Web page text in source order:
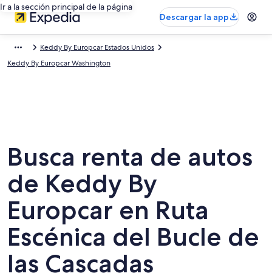
Ir a la sección principal de la página
Descargar la app
Keddy By Europcar Estados Unidos
Keddy By Europcar Washington
Busca renta de autos
de Keddy By
Europcar en Ruta
Escénica del Bucle de
las Cascadas